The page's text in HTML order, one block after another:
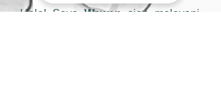
Halo! Saya Wawan
siap melayani